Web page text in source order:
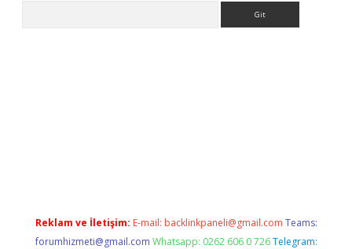
Reklam ve İletişim: E-mail: backlinkpaneli@gmail.com Teams:
forumhizmeti@gmail.com Whatsapp: 0262 606 0 726 Telegram: